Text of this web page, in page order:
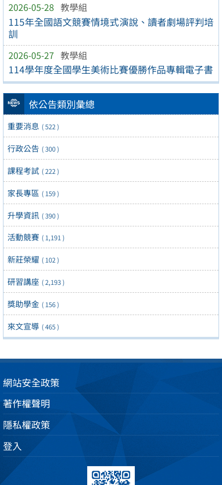
2026-05-28 教學組
115年全國語文競賽情境式演說、讀者劇場評判培
訓
2026-05-27 教學組
114學年度全國學生美術比賽優勝作品專輯電子書
依公告類別彙總
重要消息 ( 522 )
行政公告 ( 300 )
課程考試 ( 222 )
家長專區 ( 159 )
升學資訊 ( 390 )
活動競賽 ( 1,191 )
新莊榮耀 ( 102 )
研習講座 ( 2,193 )
獎助學金 ( 156 )
來文宣導 ( 465 )
網站安全政策
著作權聲明
隱私權政策
登入